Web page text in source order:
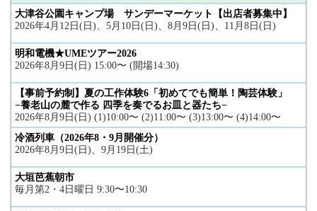
大津谷公園キャンプ場 サンデーマーケット【出店者募集中】
2026年4月12日(日)、5月10日(日)、8月9日(日)、11月8日(日)
明和電機★UMEツアー2026
2026年8月9日(日) 15:00〜 (開場14:30)
【事前予約制】夏の工作体験6「初めてでも簡単！陶芸体験」
−養老山の麓で作る 四季を奏でるお皿と器たち−
2026年8月9日(日) (1)10:00〜 (2)11:00〜 (3)13:00〜 (4)14:00〜
冷酒列車（2026年8・9月開催分）
2026年8月9日(日)、9月19日(土)
大垣芭蕉朝市
毎月第2・4日曜日 9:30〜10:30